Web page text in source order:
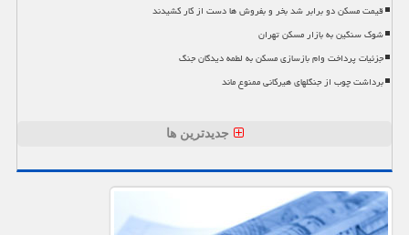
قیمت مسکن دو برابر شد بخر و بفروش ها دست از کار کشیدند
شوک سنگین به بازار مسکن تهران
جزئیات پرداخت وام بازسازی مسکن به لطمه دیدگان جنگ
برداشت چوب از جنگلهای هیرکانی ممنوع ماند
جدیدترین ها